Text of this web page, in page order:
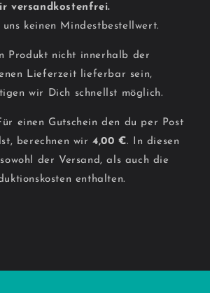
versandkostenfrei.
keinen Mindestbestellwert.
Produkt nicht innerhalb der
Lieferzeit lieferbar sein,
wir Dich schnellst möglich.
einen Gutschein den du per Post
berechnen wir4,00 €. In diesen
der Versand, als auch die
enthalten.